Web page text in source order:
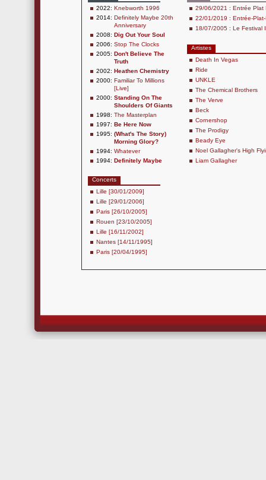
2022: Knebworth 1996
2014: Definitely Maybe 20th
Anniversary
2008: Dig Out Your Soul
2006: Stop The Clocks
2005: Don't Believe The
Truth
2002: Heathen Chemistry
2000: Familiar To Millions
[Live]
2000: Standing On The
Shoulders Of Giants
1998: The Masterplan
1997: Be Here Now
1995: (What's The Story)
Morning Glory?
1994: Whatever
1994: Definitely Maybe
Concerts
Lille [30/01/2009]
Lille [29/01/2006]
Paris [26/10/2005]
Rouen [23/10/2005]
Lille [16/11/2002]
Nantes [14/11/1995]
Paris [20/04/1995]
29/06/2021 : Entrée Plat
22/01/2019 : Entrée-
18/07/2005 : Le Festival
Artistes
Death In Vegas
Ride
UNKLE
The Chemical Brothers
The Verve
Beck
Cornershop
The Prodigy
Beady Eye
Noel Gallagher's High
Liam Gallagher